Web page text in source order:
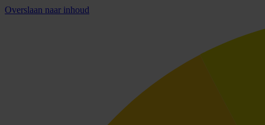
Overslaan naar inhoud